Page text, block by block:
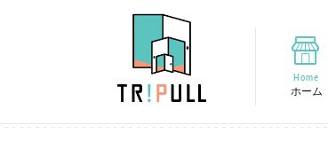
Home
ホーム